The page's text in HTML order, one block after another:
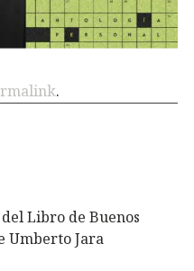
.
Libro de Buenos
Umberto Jara